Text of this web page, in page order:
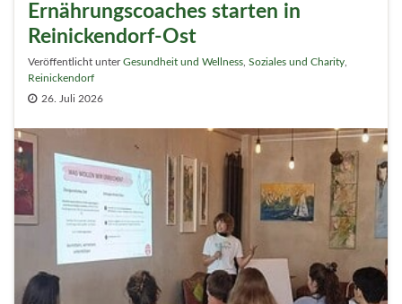
Ernährungscoaches starten in
Reinickendorf-Ost
Veröffentlicht unterGesundheit und Wellness, Soziales und Charity,
Reinickendorf
26. Juli 2026